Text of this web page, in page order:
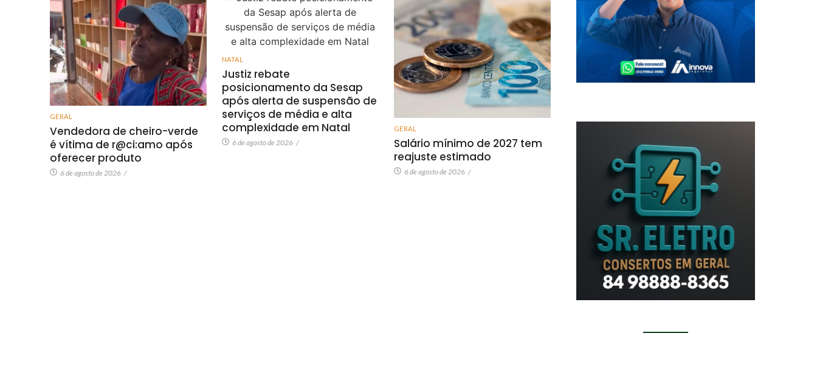
GERAL
Vendedora de cheiro-verde
é vítima de r@ci:amo após
oferecer produto
6 de agosto de 2026 /
NATAL
Justiz rebate
posicionamento da Sesap
após alerta de suspensão de
serviços de média e alta
complexidade em Natal
6 de agosto de 2026 /
GERAL
Salário mínimo de 2027 tem
reajuste estimado
6 de agosto de 2026 /